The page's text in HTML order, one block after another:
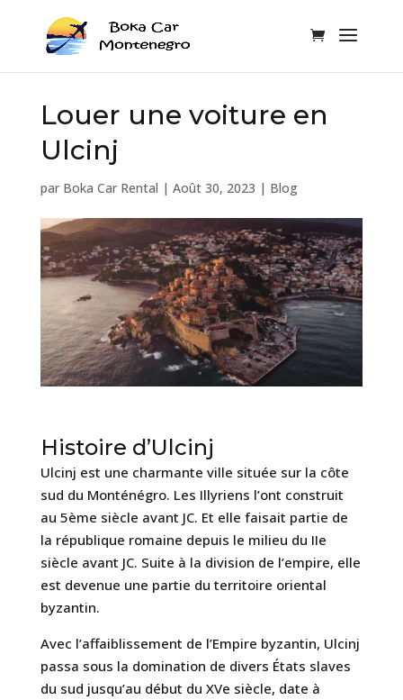
Louer une voiture en
Ulcinj
par Boka Car Rental | Août 30, 2023 | Blog
Histoire d’Ulcinj
Ulcinj est une charmante ville située sur la côte
sud du Monténégro. Les Illyriens l’ont construit
au 5ème siècle avant JC. Et elle faisait partie de
la république romaine depuis le milieu du IIe
siècle avant JC. Suite à la division de l’empire, elle
est devenue une partie du territoire oriental
byzantin.
Avec l’affaiblissement de l’Empire byzantin, Ulcinj
passa sous la domination de divers États slaves
du sud jusqu’au début du XVe siècle, date à